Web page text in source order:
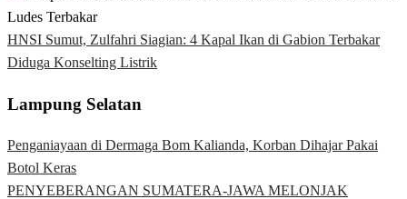
HNSI Sumut, Zulfahri Siagian: 4 Kapal Ikan di Gabion Terbakar
Diduga Konselting Listrik
Lampung Selatan
Penganiayaan di Dermaga Bom Kalianda, Korban Dihajar Pakai
Botol Keras
PENYEBERANGAN SUMATERA-JAWA MELONJAK